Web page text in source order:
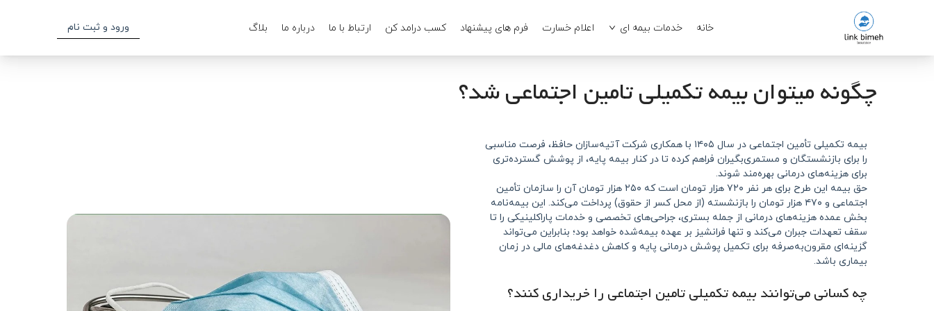
خانه خدمات بیمه ای اعلام خسارت فرم های پیشنهاد کسب درامد کن ارتباط با ما درباره ما بلاگ ورود و ثبت نام
چگونه میتوان بیمه تکمیلی تامین اجتماعی شد؟
بیمه تکمیلی تأمین اجتماعی در سال ۱۴۰۵ با همکاری شرکت آتیه‌سازان حافظ، فرصت مناسبی
را برای بازنشستگان و مستمری‌بگیران فراهم کرده تا در کنار بیمه پایه، از پوشش گسترده‌تری
برای هزینه‌های درمانی بهره‌مند شوند.
حق بیمه این طرح برای هر نفر ۷۲۰ هزار تومان است که ۲۵۰ هزار تومان آن را سازمان تأمین
اجتماعی و ۴۷۰ هزار تومان را بازنشسته (از محل کسر از حقوق) پرداخت می‌کند. این بیمه‌نامه
بخش عمده هزینه‌های درمانی از جمله بستری، جراحی‌های تخصصی و خدمات پاراکلینیکی را تا
سقف تعهدات جبران می‌کند و تنها فرانشیز بر عهده بیمه‌شده خواهد بود؛ بنابراین می‌تواند
گزینه‌ای مقرون‌به‌صرفه برای تکمیل پوشش درمانی پایه و کاهش دغدغه‌های مالی در زمان
بیماری باشد.
چه کسانی می‌توانند بیمه تکمیلی تامین اجتماعی را خریداری کنند؟